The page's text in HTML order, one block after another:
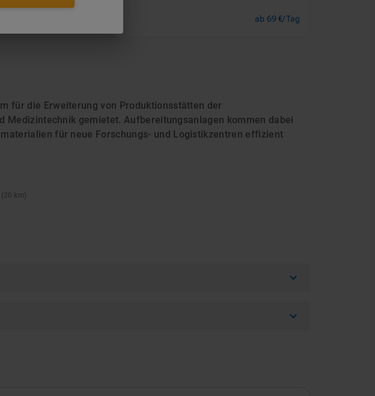
ab 69 €/Tag
für die Erweiterung von Produktionsstätten der
gemietet. Aufbereitungsanlagen kommen dabei
für neue Forschungs- und Logistikzentren effizient